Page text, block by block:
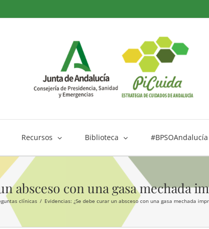
Recursos Biblioteca #BPSOAndalucía
absceso con una gasa mechada
clínicas Evidencias: ¿Se debe curar un absceso con una gasa mechada